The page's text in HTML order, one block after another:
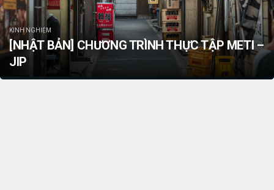
KINH NGHIỆM
[NHẬT BẢN] CHƯƠNG TRÌNH THỰC TẬP METI –
JIP